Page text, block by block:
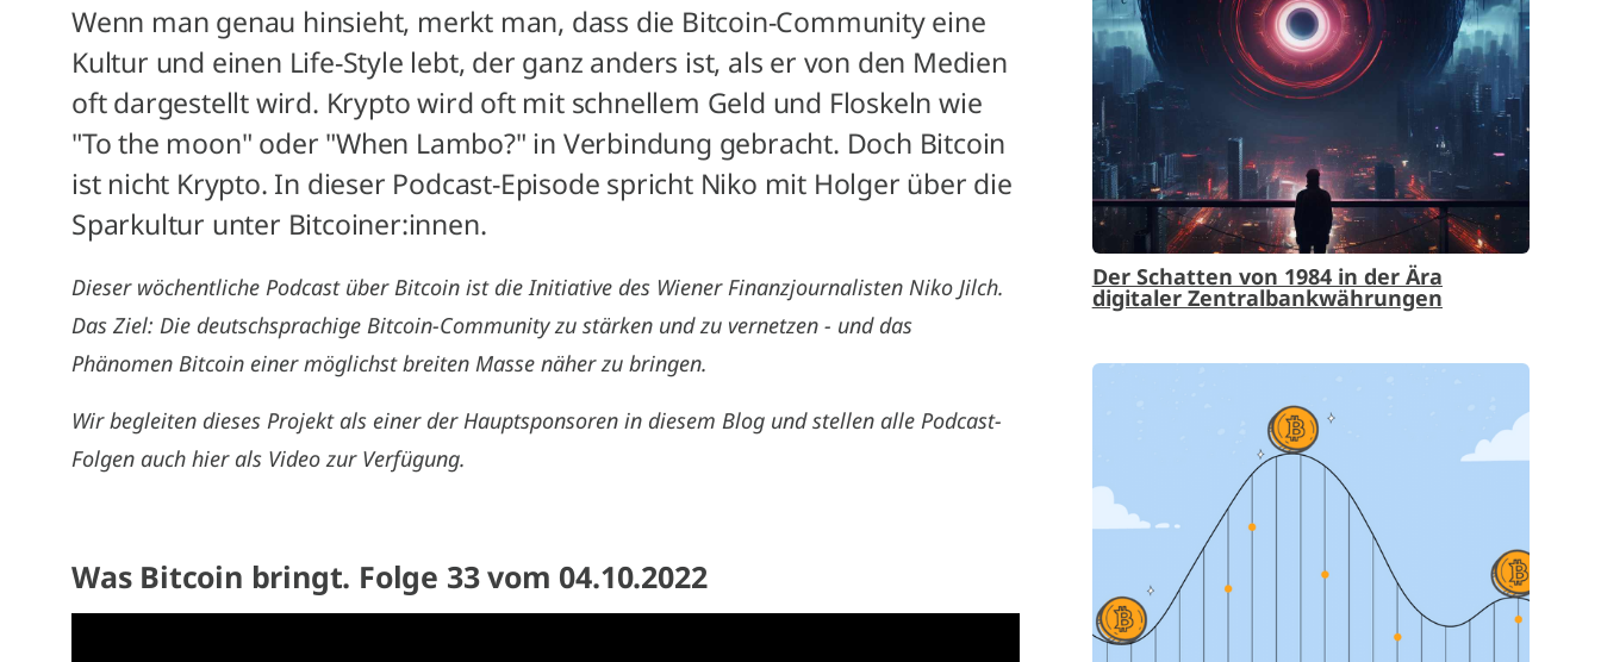
Wenn man genau hinsieht, merkt man, dass die Bitcoin-Community eine
Kultur und einen Life-Style lebt, der ganz anders ist, als er von den Medien
oft dargestellt wird. Krypto wird oft mit schnellem Geld und Floskeln wie
"To the moon" oder "When Lambo?" in Verbindung gebracht. Doch Bitcoin
ist nicht Krypto. In dieser Podcast-Episode spricht Niko mit Holger über die
Sparkultur unter Bitcoiner:innen.
Dieser wöchentliche Podcast über Bitcoin ist die Initiative des Wiener Finanzjournalisten Niko Jilch.
Das Ziel: Die deutschsprachige Bitcoin-Community zu stärken und zu vernetzen - und das
Phänomen Bitcoin einer möglichst breiten Masse näher zu bringen.
Wir begleiten dieses Projekt als einer der Hauptsponsoren in diesem Blog und stellen alle Podcast-
Folgen auch hier als Video zur Verfügung.
Was Bitcoin bringt. Folge 33 vom 04.10.2022
Der Schatten von 1984 in der Ära
digitaler Zentralbankwährungen